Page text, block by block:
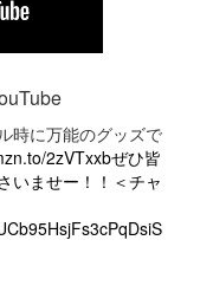
時に万能のグッズで
2zVTxxbぜひ皆
いませー！！＜チャ